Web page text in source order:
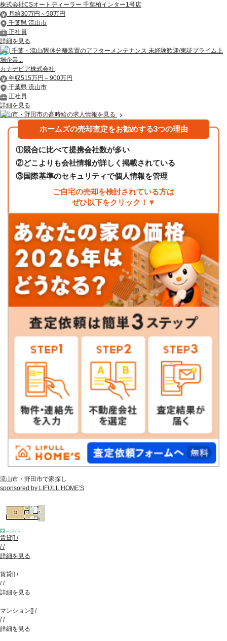
株式会社CSオートディーラー 千葉柏インター1号店
月給30万円～50万円
千葉県 流山市
正社員
詳細を見る
千葉・流山/固体分離装置のアフターメンテナンス 未経験歓迎/東証プライム上
場企業...
カナデビア株式会社
年収515万円～900万円
千葉県 流山市
正社員
詳細を見る
流山市・野田市の高時給の求人情報を見る
ホームズの売却査定をお勧めする3つの理由
①競合に比べて提携会社数が多い
②どこよりも会社情報が詳しく掲載されている
③国際基準のセキュリティで個人情報を管理
ご自宅の売却を検討されている方は
ぜひ以下をクリック！▼
流山市・野田市で家探し
sponsored by LIFULL HOME'S
賃貸[] /
//
詳細を見る
賃貸[] /
//
詳細を見る
マンション[] /
//
詳細を見る